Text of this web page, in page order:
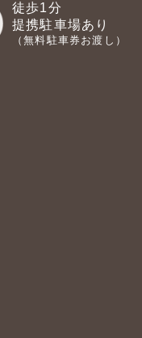
徒歩1分
提携駐車場あり
（無料駐車券お渡し）